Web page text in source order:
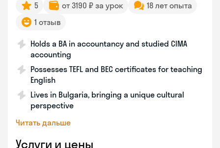
5 от 3190 ₽ за урок
18 лет опыта
1 отзыв
Holds a BA in accountancy and studied CIMA
accounting
Possesses TEFL and BEC certificates for teaching
English
Lives in Bulgaria, bringing a unique cultural
perspective
Читать дальше
Услуги и цены